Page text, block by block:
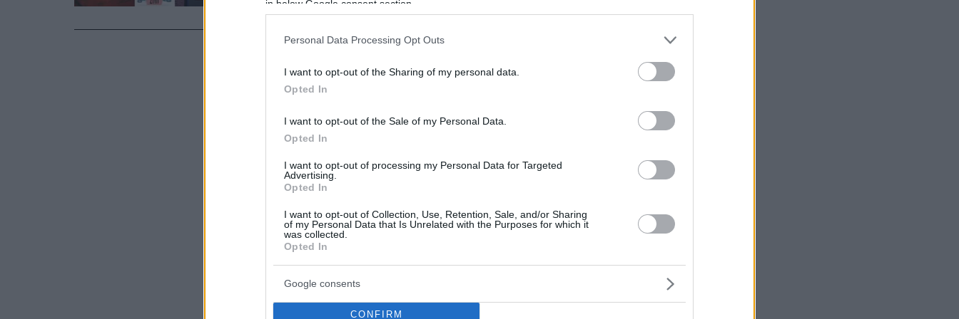
in below Google consent section.
Personal Data Processing Opt Outs
I want to opt-out of the Sharing of my personal data.
Opted In
I want to opt-out of the Sale of my Personal Data.
Opted In
I want to opt-out of processing my Personal Data for Targeted
Advertising.
Opted In
I want to opt-out of Collection, Use, Retention, Sale, and/or Sharing
of my Personal Data that Is Unrelated with the Purposes for which it
was collected.
Opted In
Google consents
CONFIRM
εκθέσεών της